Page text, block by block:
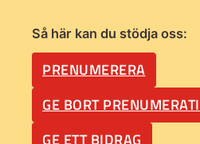
Så här kan du stödja oss:
PRENUMERERA
GE BORT
GE ETT BIDRAG